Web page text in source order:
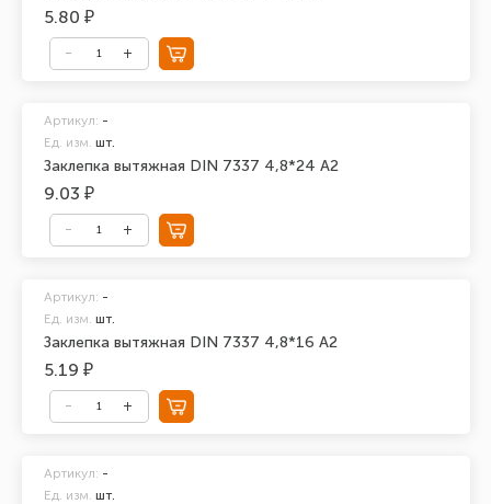
5.80 ₽
Заклепка вытяжная DIN 7337 4,8*24 А2
Артикул: -
Ед. изм. шт.
9.03 ₽
Заклепка вытяжная DIN 7337 4,8*16 А2
Артикул: -
Ед. изм. шт.
5.19 ₽
Артикул: -
Ед. изм. шт.